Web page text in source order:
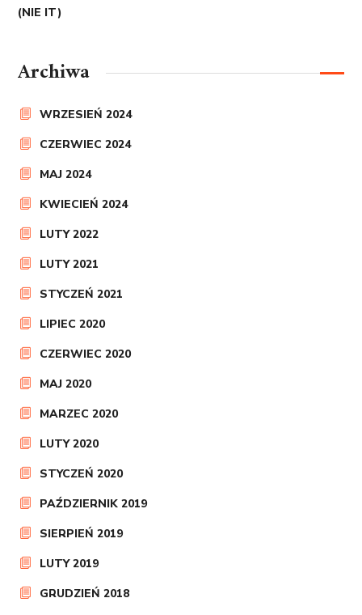
(NIE IT)
Archiwa
WRZESIEŃ 2024
CZERWIEC 2024
MAJ 2024
KWIECIEŃ 2024
LUTY 2022
LUTY 2021
STYCZEŃ 2021
LIPIEC 2020
CZERWIEC 2020
MAJ 2020
MARZEC 2020
LUTY 2020
STYCZEŃ 2020
PAŹDZIERNIK 2019
SIERPIEŃ 2019
LUTY 2019
GRUDZIEŃ 2018